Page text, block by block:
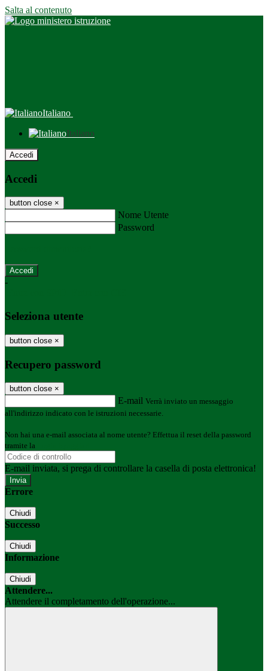
Salta al contenuto
Italiano
Italiano
Accedi
Accedi
button close ×
Nome Utente
Password
-
Seleziona utente
button close ×
Recupero password
button close ×
E-mail Verrà inviato un messaggio
all'indirizzo indicato con le istruzioni necessarie.
Non hai una e-mail associata al nome utente? Effettua il reset della password
tramite la
E-mail inviata, si prega di controllare la casella di posta elettronica!
Errore
Chiudi
Successo
Chiudi
Informazione
Chiudi
Attendere...
Attendere il completamento dell'operazione...